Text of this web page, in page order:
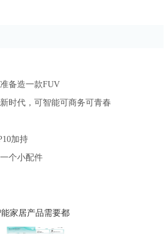
备造一款FUV
时代，可智能可商务可青春
加持
个小配件
能家居产品需要都